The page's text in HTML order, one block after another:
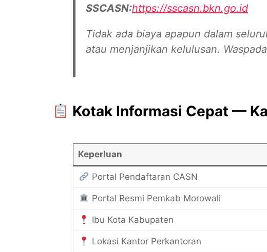
SSCASN:https://sscasn.bkn.go.id
Tidak ada biaya apapun dalam
atau menjanjikan kelulusan.
Kotak Informasi Cepat —
Keperluan
Portal Pendaftaran CASN
Portal Resmi Pemkab Morowali
Ibu Kota Kabupaten
Lokasi Kantor Perkantoran